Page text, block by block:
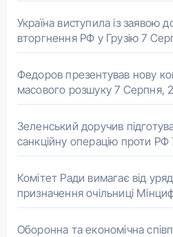
Україна виступила із заявою
вторгнення РФ у Грузію 7
Федоров презентував нову
масового розшуку 7 Серпня,
Зеленський доручив
санкційну операцію проти РФ
Комітет Ради вимагає від
призначення очільниці
Оборонна та економічна